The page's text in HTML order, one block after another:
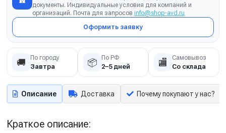
документы. Индивидуальные условия для компаний и
организаций. Почта для запросов info@shop-avd.ru
Оформить заявку
🚚 По городу
Завтра 📦 По РФ
2–5 дней 🏬 Самовывоз
Со склада
Описание Доставка Почему покупают у нас?
Краткое описание: